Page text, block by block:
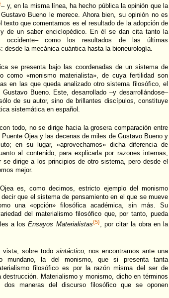
– y, en la misma línea, ha hecho pública la opinión que la
Bueno le merece. Ahora bien, su opinión no es
texto que comentamos es el resultado de la adopción de
de un saber enciclopédico. En él se dan cita tanto la
como los resultados de las últimas
desde la mecánica cuántica hasta la bioneurología.
se presenta bajo las coordenadas de un sistema de
como «monismo materialista», de cuya fertilidad son
en las que queda analizado otro sistema filosófico, el
Bueno. Este, desarrollado –y desarrollándose–
de su autor, sino de brillantes discípulos, constituye
sistemática en español.
todo, no se dirige hacia la grosera comparación entre
Ojea y las decenas de miles de Gustavo Bueno y
en su lugar, «aprovechamos» dicha diferencia de
al contenido, para explicarla por razones internas,
se dirige a los principios de otro sistema, pero desde el
mejor.
es, como decimos, estricto ejemplo del monismo
que el sistema de pensamiento en el que se mueve
una «opción» filosófica académica, sin más. Su
del materialismo filosófico que, por tanto, pueda
a los Ensayos Materialistas{5}, por citar la obra en la
vista, sobre todo sintáctico, nos encontramos ante una
mundano, la del monismo, que si presenta tanta
filosófico es por la razón misma del ser de
Materialismo y monismo, dicho en términos
dos maneras del discurso filosófico que se oponen